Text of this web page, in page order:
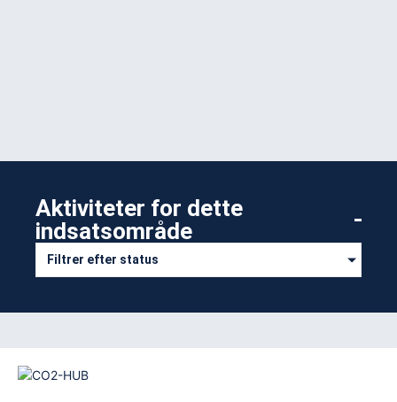
Aktiviteter for dette
indsatsområde​
Filtrer efter status